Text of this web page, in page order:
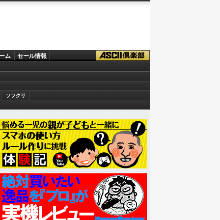
ム セール情報
ソフクリ